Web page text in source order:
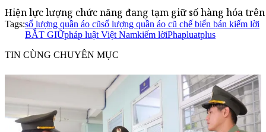
Hiện lực lượng chức năng đang tạm giữ số hàng hóa
Tags:số lượng quần áo cũsố lượng quần áo cũ chế biến bán kiếm lời
BẮT GIỮpháp luật Việt Namkiếm lờiPhapluatplus
TIN CÙNG CHUYÊN MỤC